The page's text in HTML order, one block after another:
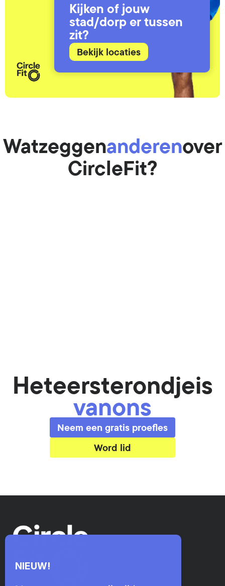
NIEUW!
Kijken of jouw
stad/dorp er tussen
zit?
Bekijk locaties
Watzeggenanderenover
CircleFit?
Heteersterondjeis
vanons
Neem een gratis proefles
Word lid